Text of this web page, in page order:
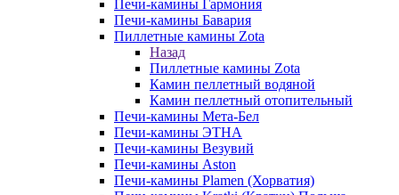
Печи-камины Гармония
Печи-камины Бавария
Пиллетные камины Zota
Назад
Пиллетные камины Zota
Камин пеллетный водяной
Камин пеллетный отопительный
Печи-камины Мета-Бел
Печи-камины ЭТНА
Печи-камины Везувий
Печи-камины Aston
Печи-камины Plamen (Хорватия)